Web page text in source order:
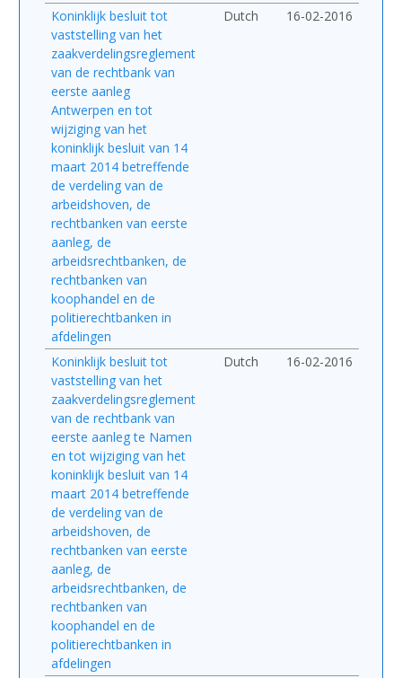
Koninklijk besluit tot
vaststelling van het
zaakverdelingsreglement
van de rechtbank van
eerste aanleg
Antwerpen en tot
wijziging van het
koninklijk besluit van 14
maart 2014 betreffende
de verdeling van de
arbeidshoven, de
rechtbanken van eerste
aanleg, de
arbeidsrechtbanken, de
rechtbanken van
koophandel en de
politierechtbanken in
afdelingen
Dutch 16-02-2016
Koninklijk besluit tot
vaststelling van het
zaakverdelingsreglement
van de rechtbank van
eerste aanleg te Namen
en tot wijziging van het
koninklijk besluit van 14
maart 2014 betreffende
de verdeling van de
arbeidshoven, de
rechtbanken van eerste
aanleg, de
arbeidsrechtbanken, de
rechtbanken van
koophandel en de
politierechtbanken in
afdelingen
Dutch 16-02-2016